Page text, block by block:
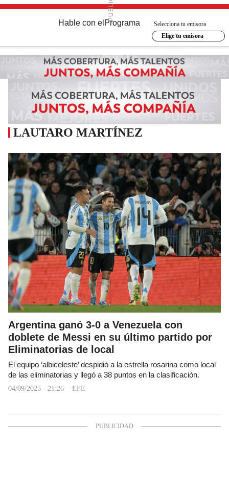
Hable con el Programa
Selecciona tu emisora
Elige tu emisora
LAUTARO MARTÍNEZ
Argentina ganó 3-0 a Venezuela con
doblete de Messi en su último partido por
Eliminatorias de local
El equipo ‘albiceleste’ despidió a la estrella rosarina como local
de las eliminatorias y llegó a 38 puntos en la clasificación.
04/09/2025 - 21:26 EFE